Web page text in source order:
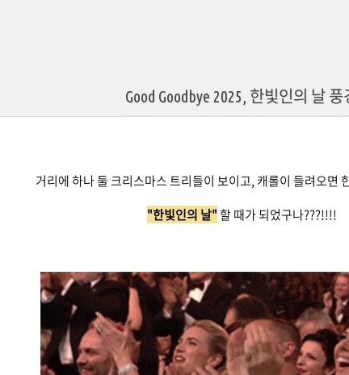
Good Goodbye 2025, 한빛인의 날 풍
거리에 하나 둘 크리스마스 트리들이 보이고, 캐롤이 들려오면
"한빛인의 날"할 때가 되었구나???!!!!